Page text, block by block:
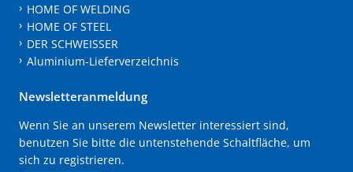
HOME OF WELDING
HOME OF STEEL
DER SCHWEISSER
Aluminium-Lieferverzeichnis
Newsletteranmeldung
Wenn Sie an unserem Newsletter interessiert sind,
benutzen Sie bitte die untenstehende Schaltfläche, um
sich zu registrieren.